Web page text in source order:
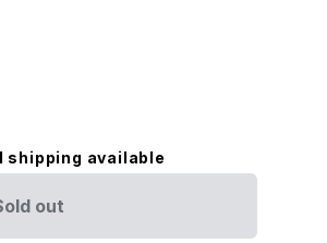
shipping available
out